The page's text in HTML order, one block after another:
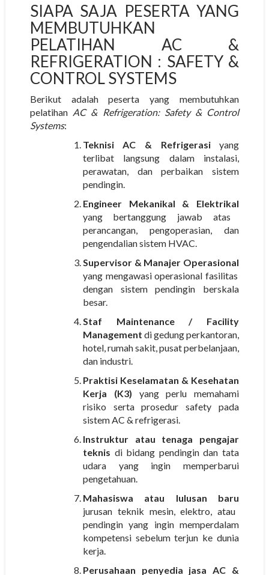
SIAPA SAJA PESERTA YANG
MEMBUTUHKAN
PELATIHAN AC &
REFRIGERATION : SAFETY &
CONTROL SYSTEMS
Berikut adalah peserta yang membutuhkan
pelatihan AC & Refrigeration: Safety & Control
Systems:
Teknisi AC & Refrigerasiyang
terlibat langsung dalam instalasi,
perawatan, dan perbaikan sistem
pendingin.
Engineer Mekanikal & Elektrikal
yang bertanggung jawab atas
perancangan, pengoperasian, dan
pengendalian sistem HVAC.
Supervisor & Manajer Operasional
yang mengawasi operasional fasilitas
dengan sistem pendingin berskala
besar.
Staf Maintenance / Facility
Management di gedung perkantoran,
hotel, rumah sakit, pusat perbelanjaan,
dan industri.
Praktisi Keselamatan & Kesehatan
Kerja (K3) yang perlu memahami
risiko serta prosedur safety pada
sistem AC & refrigerasi.
Instruktur atau tenaga pengajar
teknis di bidang pendingin dan tata
udara yang ingin memperbarui
pengetahuan.
Mahasiswa atau lulusan baru
jurusan teknik mesin, elektro, atau
pendingin yang ingin memperdalam
kompetensi sebelum terjun ke dunia
kerja.
Perusahaan penyedia jasa AC &